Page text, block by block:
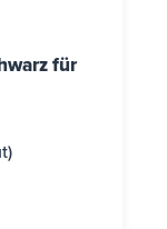
von 5 Sternen
für